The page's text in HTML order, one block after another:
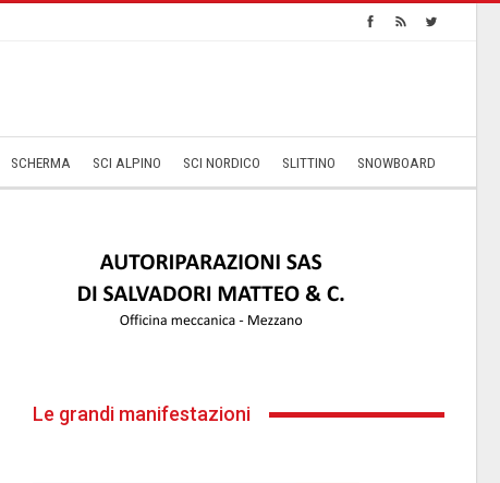
SCHERMA SCI ALPINO SCI NORDICO SLITTINO SNOWBOARD
Le grandi manifestazioni